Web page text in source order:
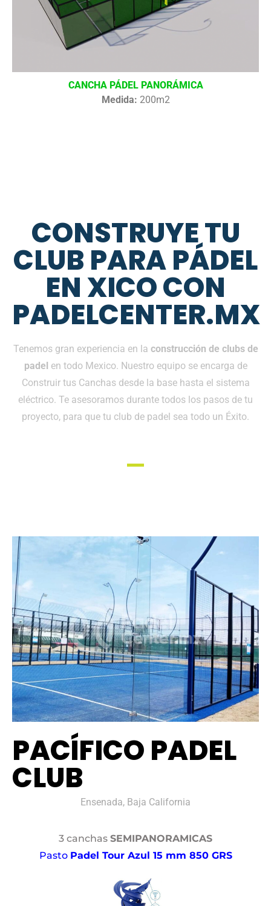
CANCHA PÁDEL PANORÁMICA
Medida: 200m2
CONSTRUYE TU
CLUB PARA PÁDEL
EN XICO CON
PADELCENTER.MX
Tenemos gran experiencia en la construcción de clubs de
padel en todo Mexico. Nuestro equipo se encarga de
Construir tus Canchas desde la base hasta el sistema
eléctrico. Te asesoramos durante todos los pasos de tu
proyecto, para que tu club de padel sea todo un Éxito.
PACÍFICO PADEL
CLUB
Ensenada, Baja California
3 canchas SEMIPANORAMICAS
Pasto Padel Tour Azul 15 mm 850 GRS